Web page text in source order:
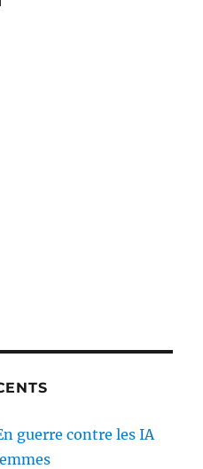
guerre contre les IA